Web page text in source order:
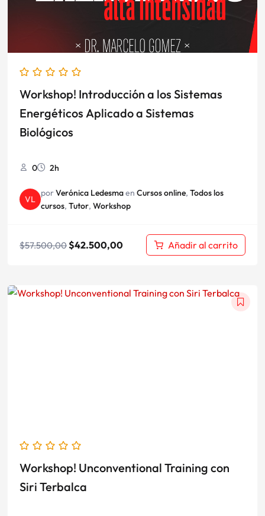
Workshop! Introducción a los Sistemas
Energéticos Aplicado a Sistemas
Biológicos
0 2h
VL
porVerónica Ledesmaen Cursos online, Todos los
cursos, Tutor, Workshop
$57.500,00$42.500,00 Añadir al carrito
Workshop! Unconventional Training con
Siri Terbalca
El
El